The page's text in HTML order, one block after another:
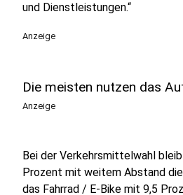
und Dienstleistungen.“
Anzeige
Die meisten nutzen das
Anzeige
Bei der Verkehrsmittelwahl
Prozent mit weitem Abstand
das Fahrrad / E-Bike mit 9,5